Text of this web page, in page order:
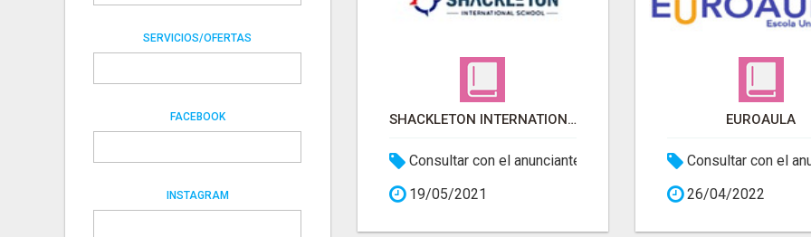
SERVICIOS/OFERTAS
FACEBOOK
INSTAGRAM
SHACKLETON INTERNATIONAL SCHOOL
Consultar con el anunciante
19/05/2021
EUROAULA
Consultar con el
26/04/2022